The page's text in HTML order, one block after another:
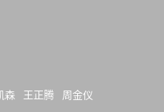
森 王正腾
周金仪